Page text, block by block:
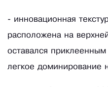
- инновационная
расположена на
оставался
легкое доминирование